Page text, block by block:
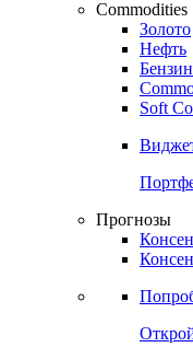
Commodities
Золото
Нефть
Бензин
Soft
Прогнозы